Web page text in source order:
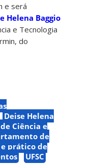
e será
Helena Baggio
e Tecnologia
do
Deise Helena
Ciência e
de
prático de
UFSC